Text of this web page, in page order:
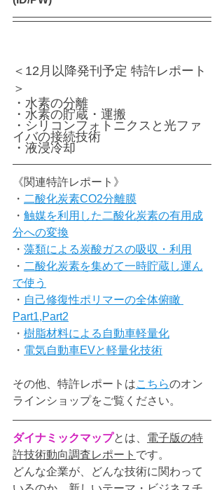
＜12月以降発刊予定 特許レポート
＞
・水素の分離
・水素の貯蔵・運搬
・シリコンフォトニクスと光ファ
イバの接続技術
・液浸冷却
《関連特許レポート》
・ 二酸化炭素CO2分離膜
・ 触媒を利用した二酸化炭素の有用成
分への変換
・ 藻類による炭酸ガスの吸収・利用
・ 二酸化炭素を集めて一時貯蔵し運ん
で使う
・ 自己修復性ポリマーの全体俯瞰
Part1,Part2
・ 樹脂材料による自動車軽量化
・ 電気自動車EVと軽量化技術
その他、特許レポートはこちらのオン
ラインショップをご覧ください。
ダイナミックマップとは、 電子版の特
許技術動向調査レポート です。
どんな企業が、どんな技術に関わって